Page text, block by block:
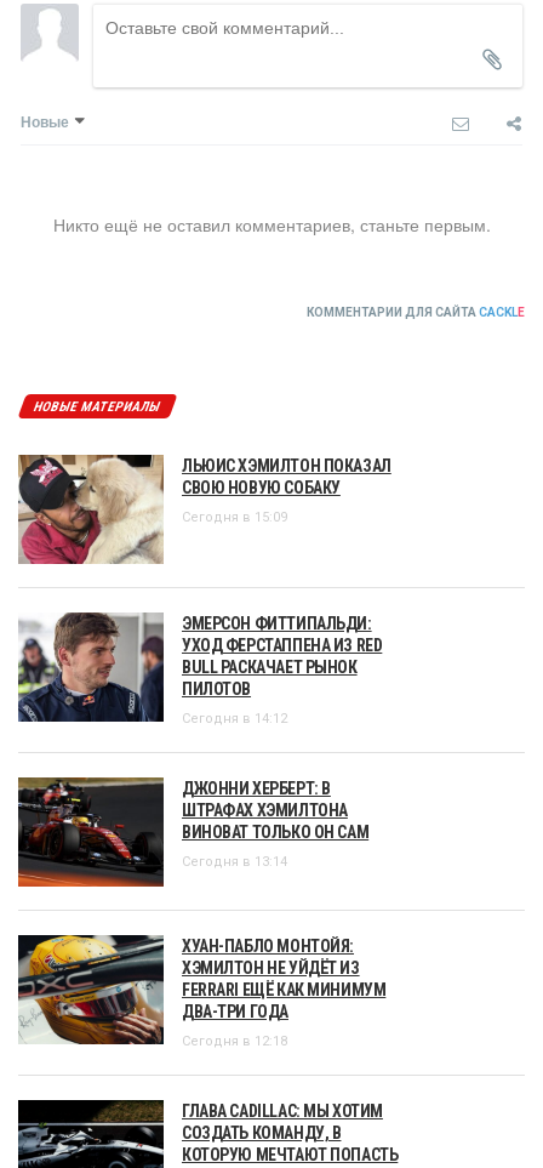
Новые
Никто ещё не оставил комментариев, станьте первым.
КОММЕНТАРИИ ДЛЯ САЙТА CACKLE
НОВЫЕ МАТЕРИАЛЫ
ЛЬЮИС ХЭМИЛТОН ПОКАЗАЛ
СВОЮ НОВУЮ СОБАКУ
Сегодня в 15:09
ЭМЕРСОН ФИТТИПАЛЬДИ:
УХОД ФЕРСТАППЕНА ИЗ RED
BULL РАСКАЧАЕТ РЫНОК
ПИЛОТОВ
Сегодня в 14:12
ДЖОННИ ХЕРБЕРТ: В
ШТРАФАХ ХЭМИЛТОНА
ВИНОВАТ ТОЛЬКО ОН САМ
Сегодня в 13:14
ХУАН-ПАБЛО МОНТОЙЯ:
ХЭМИЛТОН НЕ УЙДЁТ ИЗ
FERRARI ЕЩЁ КАК МИНИМУМ
ДВА-ТРИ ГОДА
Сегодня в 12:18
ГЛАВА CADILLAC: МЫ ХОТИМ
СОЗДАТЬ КОМАНДУ, В
КОТОРУЮ МЕЧТАЮТ ПОПАСТЬ